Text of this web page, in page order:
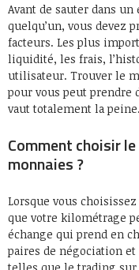
Avant de sauter dans
quelqu’un, vous devez
facteurs. Les plus
liquidité, les frais,
utilisateur. Trouver le
pour vous peut prendre
vaut totalement la peine.
Comment choisir
monnaies ?
Lorsque vous
que votre kilométrage
échange qui prend en
paires de négociation